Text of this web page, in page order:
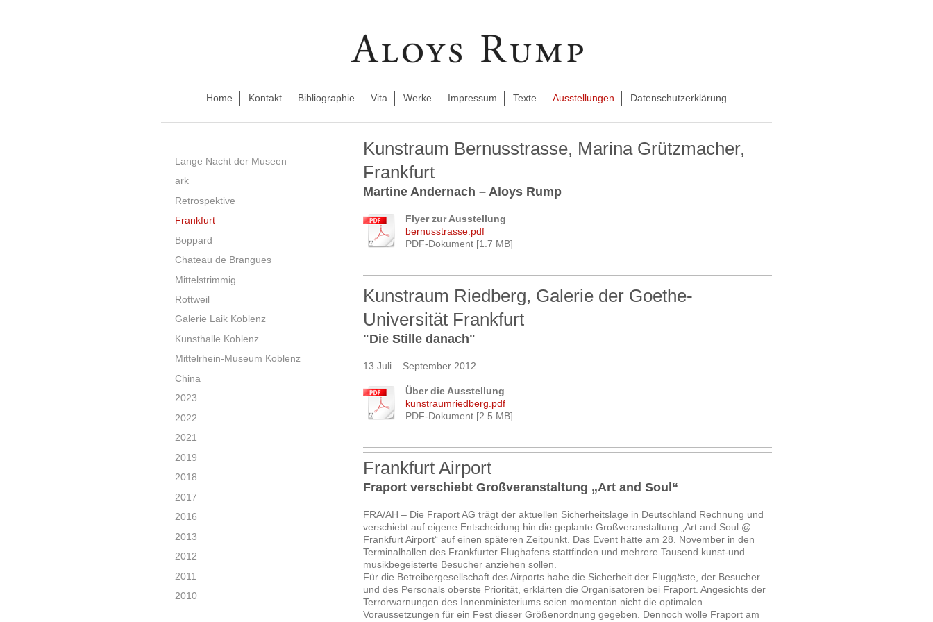
Home Kontakt Bibliographie Vita Werke Impressum Texte Ausstellungen Datenschutzerklärung
Kunstraum Bernusstrasse, Marina Grützmacher,
Frankfurt
Martine Andernach – Aloys Rump
Flyer zur Ausstellung
bernusstrasse.pdf
PDF-Dokument [1.7 MB]
Kunstraum Riedberg, Galerie der Goethe-
Universität Frankfurt
"Die Stille danach"
13.Juli – September 2012
Über die Ausstellung
kunstraumriedberg.pdf
PDF-Dokument [2.5 MB]
Frankfurt Airport
Fraport verschiebt Großveranstaltung „Art and Soul“
FRA/AH – Die Fraport AG trägt der aktuellen Sicherheitslage in Deutschland Rechnung und
verschiebt auf eigene Entscheidung hin die geplante Großveranstaltung „Art and Soul @
Frankfurt Airport“ auf einen späteren Zeitpunkt. Das Event hätte am 28. November in den
Terminalhallen des Frankfurter Flughafens stattfinden und mehrere Tausend kunst-und
musikbegeisterte Besucher anziehen sollen.
Für die Betreibergesellschaft des Airports habe die Sicherheit der Fluggäste, der Besucher
und des Personals oberste Priorität, erklärten die Organisatoren bei Fraport. Angesichts der
Terrorwarnungen des Innenministeriums seien momentan nicht die optimalen
Voraussetzungen für ein Fest dieser Größenordnung gegeben. Dennoch wolle Fraport am
Lange Nacht der Museen
ark
Retrospektive
Frankfurt
Boppard
Chateau de Brangues
Mittelstrimmig
Rottweil
Galerie Laik Koblenz
Kunsthalle Koblenz
Mittelrhein-Museum Koblenz
China
2023
2022
2021
2019
2018
2017
2016
2013
2012
2011
2010